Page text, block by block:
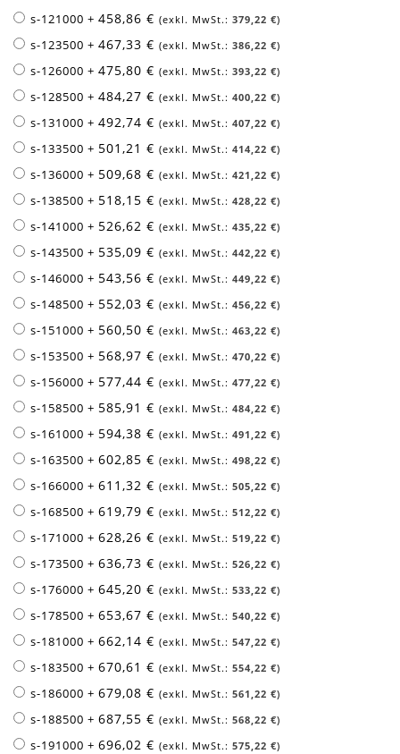
s-121000+458,86 € 379,22 €
s-123500+467,33 € 386,22 €
s-126000+475,80 € 393,22 €
s-128500+484,27 € 400,22 €
s-131000+492,74 € 407,22 €
s-133500+ 501,21 € 414,22 €
s-136000+ 509,68 € 421,22 €
s-138500+ 518,15 € 428,22 €
s-141000+ 526,62 € 435,22 €
s-143500+ 535,09 € 442,22 €
s-146000+ 543,56 € 449,22 €
s-148500+ 552,03 € 456,22 €
s-151000+ 560,50 € 463,22 €
s-153500+ 568,97 € 470,22 €
s-156000+ 577,44 € 477,22 €
s-158500+ 585,91 € 484,22 €
s-161000+ 594,38 € 491,22 €
s-163500+602,85 € 498,22 €
s-166000+611,32 € 505,22 €
s-168500+619,79 € 512,22 €
s-171000+628,26 € 519,22 €
s-173500+636,73 € 526,22 €
s-176000+645,20 € 533,22 €
s-178500+653,67 € 540,22 €
s-181000+662,14 € 547,22 €
s-183500+670,61 € 554,22 €
s-186000+679,08 € 561,22 €
s-188500+687,55 € 568,22 €
s-191000+696,02 € 575,22 €